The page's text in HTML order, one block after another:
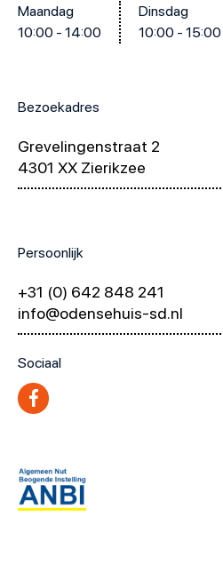
Maandag
10:00 - 14:00
Dinsdag
10:00 - 15:00
Bezoekadres
Grevelingenstraat 2
4301 XX Zierikzee
Persoonlijk
+31 (0) 642 848 241
info@odensehuis-sd.nl
Sociaal